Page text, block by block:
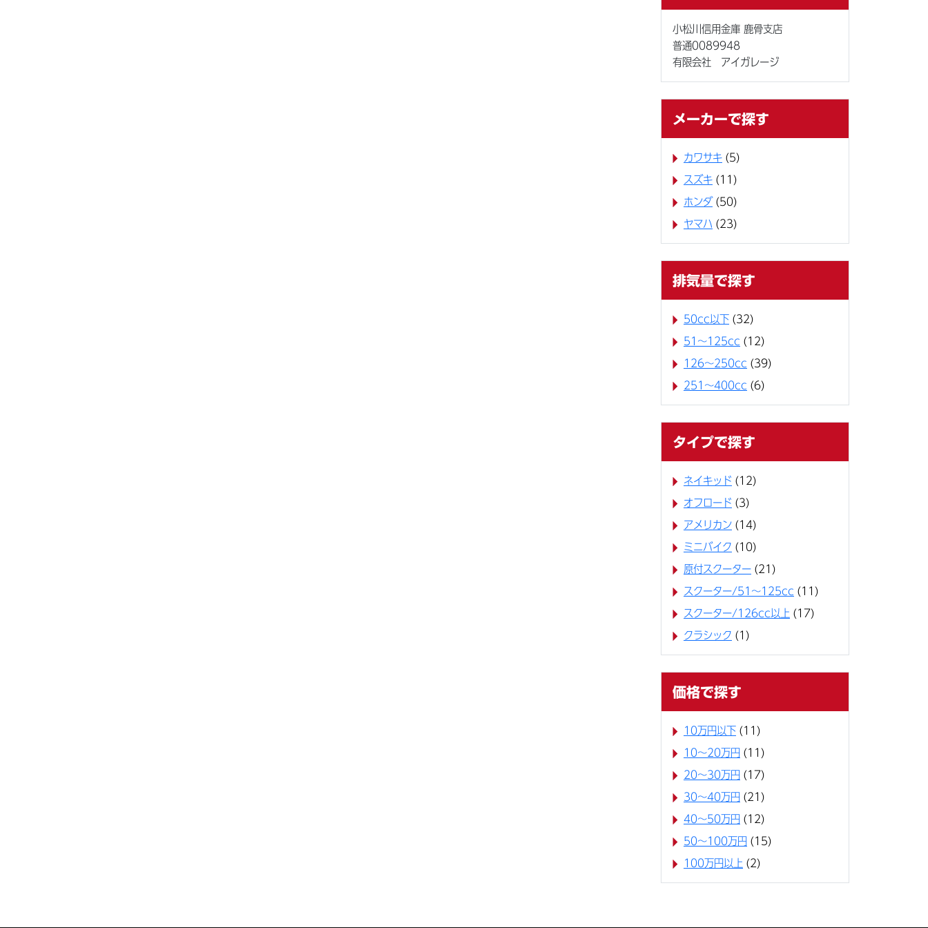
小松川信用金庫 鹿骨支店
普通0089948
有限会社 アイガレージ
メーカーで探す
カワサキ (5)
スズキ (11)
ホンダ (50)
ヤマハ (23)
排気量で探す
50cc以下 (32)
51～125cc (12)
126～250cc (39)
251～400cc (6)
タイプで探す
ネイキッド (12)
オフロード (3)
アメリカン (14)
ミニバイク (10)
原付スクーター (21)
スクーター/51～125cc (11)
スクーター/126cc以上 (17)
クラシック (1)
価格で探す
10万円以下 (11)
10〜20万円 (11)
20〜30万円 (17)
30〜40万円 (21)
40〜50万円 (12)
50〜100万円 (15)
100万円以上 (2)